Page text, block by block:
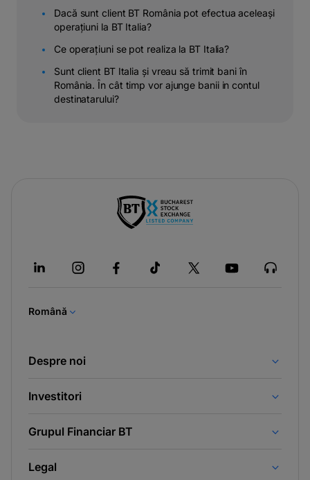
Dacă sunt client BT România pot efectua aceleași
operațiuni la BT Italia?
Ce operațiuni se pot realiza la BT Italia?
Sunt client BT Italia și vreau să trimit bani în
România. În cât timp vor ajunge banii in contul
destinatarului?
a
Română
Despre noi
Investitori
Grupul Financiar BT
Legal